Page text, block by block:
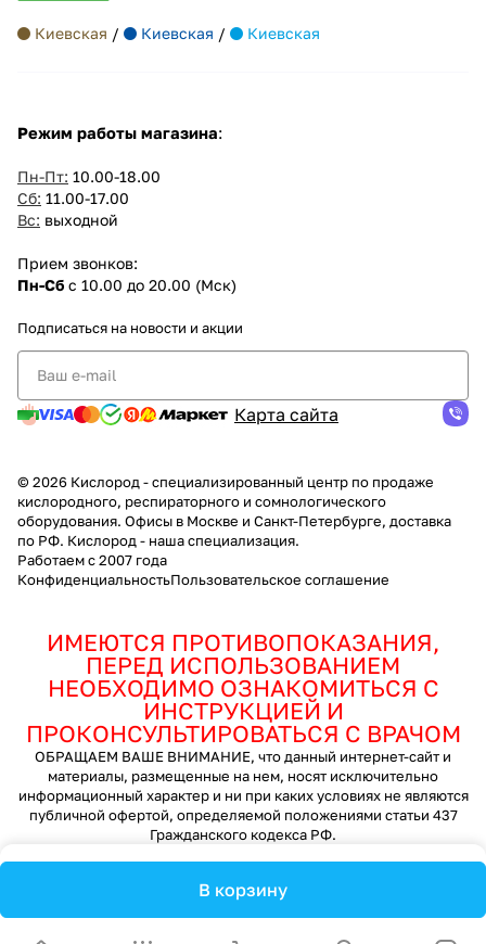
В корзину
Киевская / Киевская / Киевская
Режим работы магазина:
Пн-Пт: 10.00-18.00
Сб: 11.00-17.00
Вс: выходной
Прием звонков:
Пн-Сб с 10.00 до 20.00 (Мск)
Подписаться на новости и акции
Карта сайта
© 2026 Кислород - специализированный центр по продаже
кислородного, респираторного и сомнологического
оборудования. Офисы в Москве и Санкт-Петербурге, доставка
по РФ. Кислород - наша специализация.
Работаем с 2007 года
КонфиденциальностьПользовательское соглашение
ИМЕЮТСЯ ПРОТИВОПОКАЗАНИЯ,
ПЕРЕД ИСПОЛЬЗОВАНИЕМ
НЕОБХОДИМО ОЗНАКОМИТЬСЯ С
ИНСТРУКЦИЕЙ И
ПРОКОНСУЛЬТИРОВАТЬСЯ С ВРАЧОМ
ОБРАЩАЕМ ВАШЕ ВНИМАНИЕ, что данный интернет-сайт и
материалы, размещенные на нем, носят исключительно
информационный характер и ни при каких условиях не являются
публичной офертой, определяемой положениями статьи 437
Гражданского кодекса РФ.